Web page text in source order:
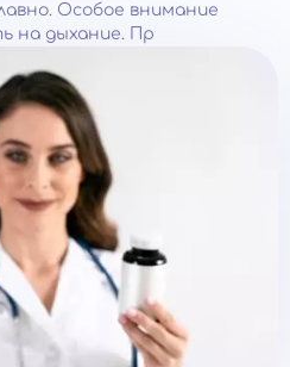
Особое внимание
на дыхание. Пр